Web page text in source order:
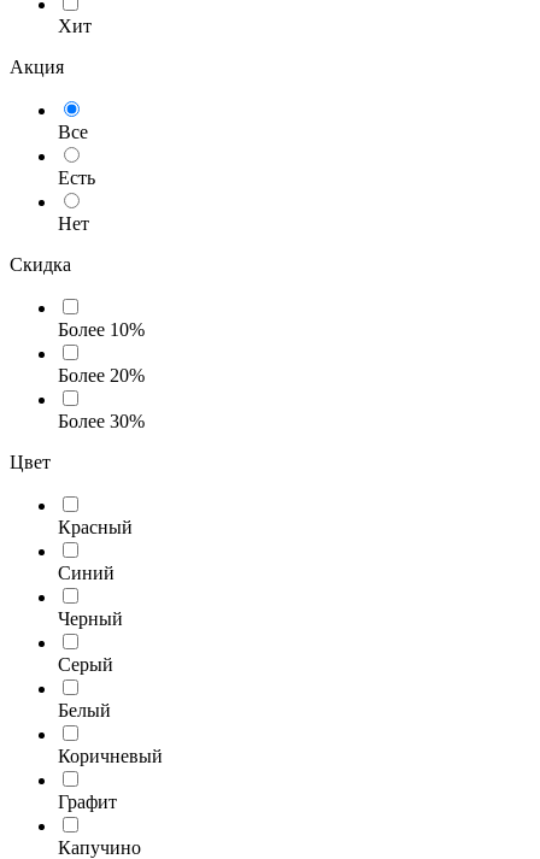
Хит
Акция
Все
Есть
Нет
Скидка
Более 10%
Более 20%
Более 30%
Цвет
Красный
Синий
Черный
Серый
Белый
Коричневый
Графит
Капучино